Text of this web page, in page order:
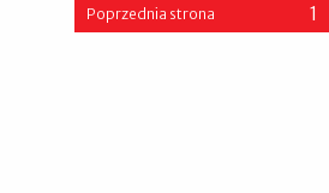
Poprzednia strona 1